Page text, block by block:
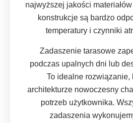
najwyższej jakości
konstrukcje są bardzo
temperatury i czynniki
Zadaszenie tarasowe
podczas upalnych dni lub
To idealne rozwiązanie,
architekturze nowoczesny
potrzeb użytkownika.
zadaszenia